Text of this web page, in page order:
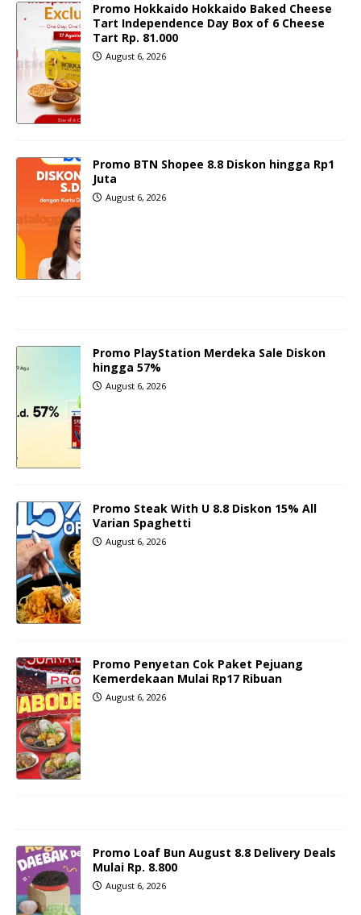
Promo Hokkaido Hokkaido Baked Cheese
Tart Independence Day Box of 6 Cheese
Tart Rp. 81.000
August 6, 2026
Promo BTN Shopee 8.8 Diskon hingga Rp1
Juta
August 6, 2026
Promo PlayStation Merdeka Sale Diskon
hingga 57%
August 6, 2026
Promo Steak With U 8.8 Diskon 15% All
Varian Spaghetti
August 6, 2026
Promo Penyetan Cok Paket Pejuang
Kemerdekaan Mulai Rp17 Ribuan
August 6, 2026
Promo Loaf Bun August 8.8 Delivery Deals
Mulai Rp. 8.800
August 6, 2026